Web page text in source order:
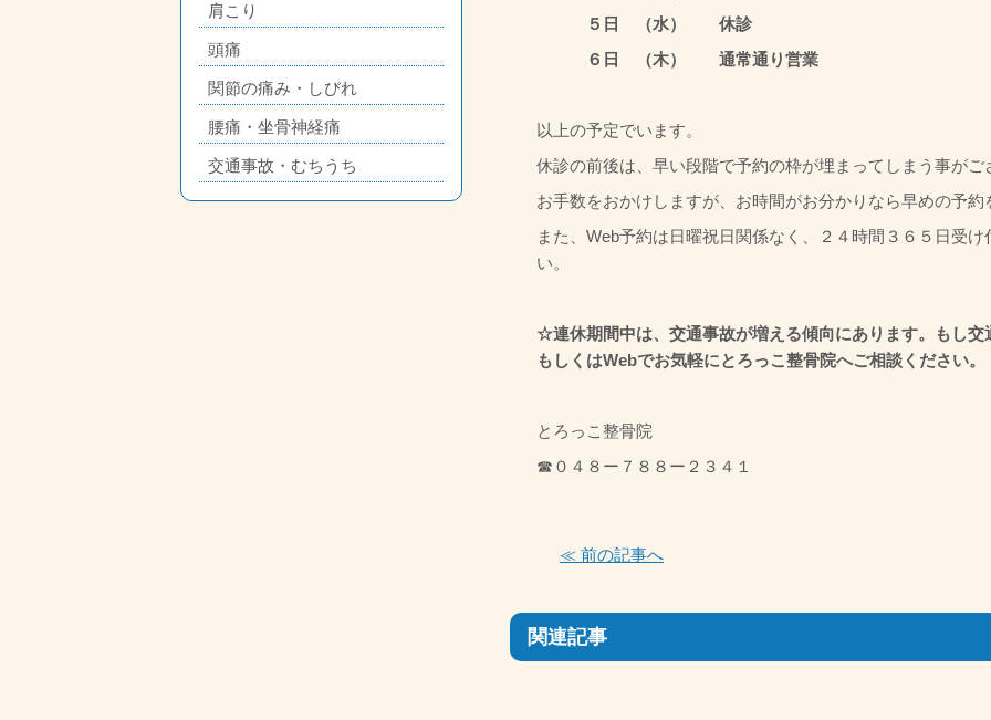
５日 （水） 休診
６日 （木） 通常通り営業
以上の予定でいます。
休診の前後は、早い段階で予約の枠が埋まってしまう事がご
お手数をおかけしますが、お時間がお分かりなら早めの予約
また、Web予約は日曜祝日関係なく、２４時間３６５日受
い。
☆連休期間中は、交通事故が増える傾向にあります。もし
もしくはWebでお気軽にとろっこ整骨院へご相談ください。
とろっこ整骨院
☎０４８ー７８８ー２３４１
≪ 前の記事へ
関連記事
肩こり
頭痛
関節の痛み・しびれ
腰痛・坐骨神経痛
交通事故・むちうち